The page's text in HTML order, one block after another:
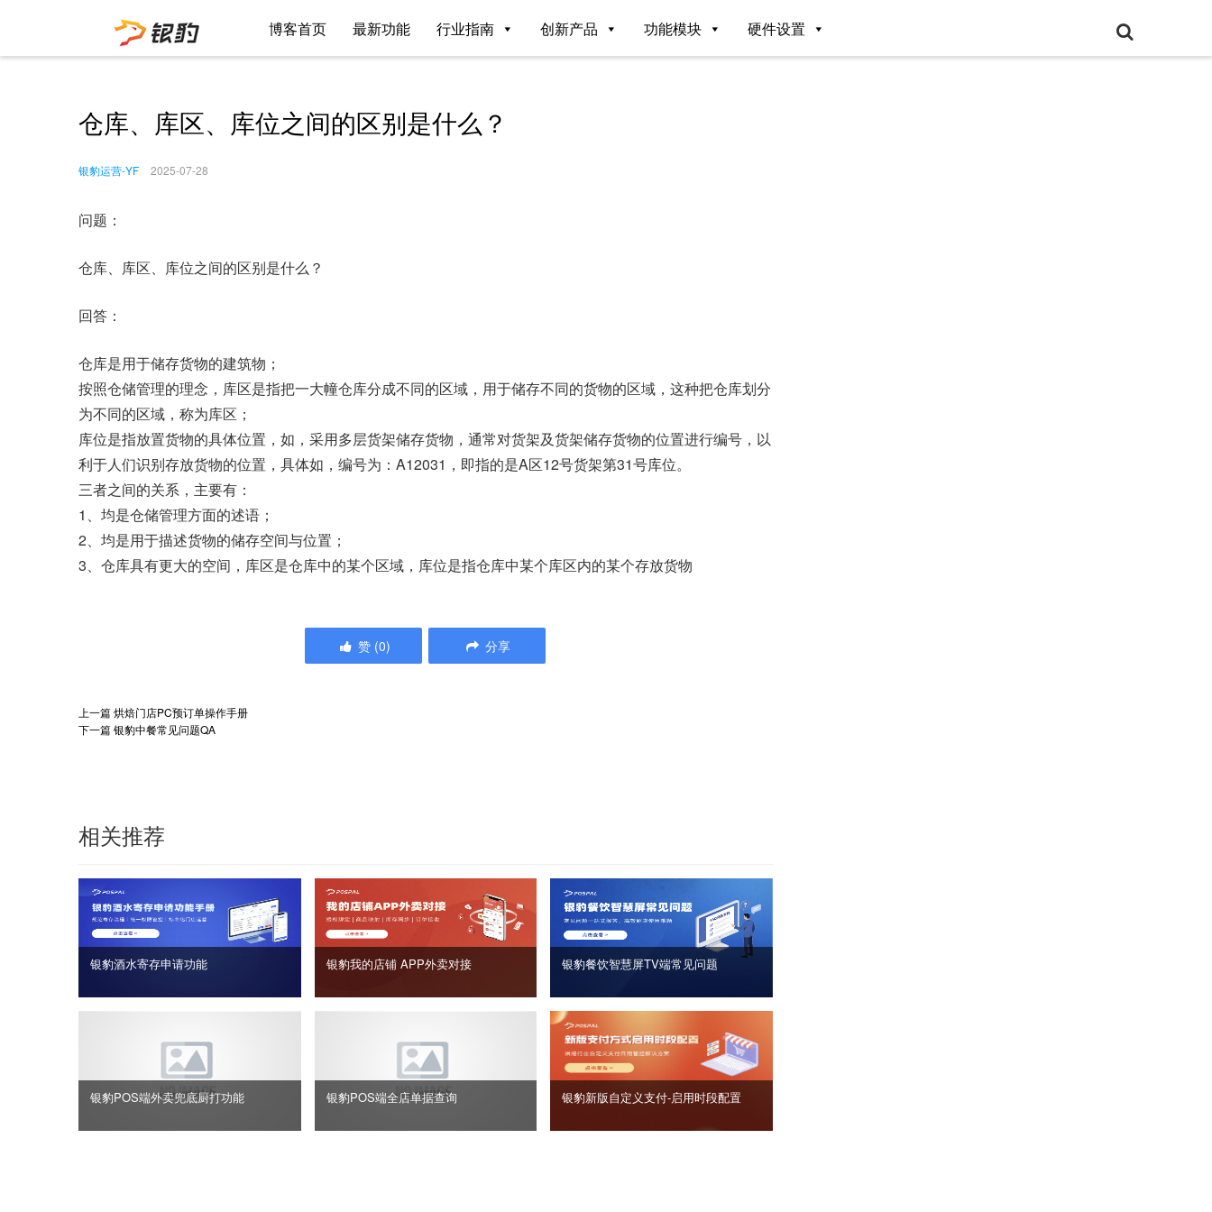
博客首页 最新功能 行业指南 创新产品 功能模块 硬件设置
仓库、库区、库位之间的区别是什么？
银豹运营-YF 2025-07-28
问题：
仓库、库区、库位之间的区别是什么？
回答：
仓库是用于储存货物的建筑物；
按照仓储管理的理念，库区是指把一大幢仓库分成不同的区域，用于储存不同的货物的区域，这种把仓库划分
为不同的区域，称为库区；
库位是指放置货物的具体位置，如，采用多层货架储存货物，通常对货架及货架储存货物的位置进行编号，以
利于人们识别存放货物的位置，具体如，编号为：A12031，即指的是A区12号货架第31号库位。
三者之间的关系，主要有：
1、均是仓储管理方面的述语；
2、均是用于描述货物的储存空间与位置；
3、仓库具有更大的空间，库区是仓库中的某个区域，库位是指仓库中某个库区内的某个存放货物
赞 (0) 分享
上一篇烘焙门店PC预订单操作手册
下一篇银豹中餐常见问题QA
相关推荐
银豹酒水寄存申请功能 银豹我的店铺 APP外卖对接 银豹餐饮智慧屏TV端常见问题
银豹POS端外卖兜底厨打功能 银豹POS端全店单据查询 银豹新版自定义支付‑启用时段配置